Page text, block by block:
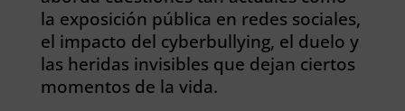
la exposición pública en redes sociales,
el impacto del cyberbullying, el duelo y
las heridas invisibles que dejan ciertos
momentos de la vida.